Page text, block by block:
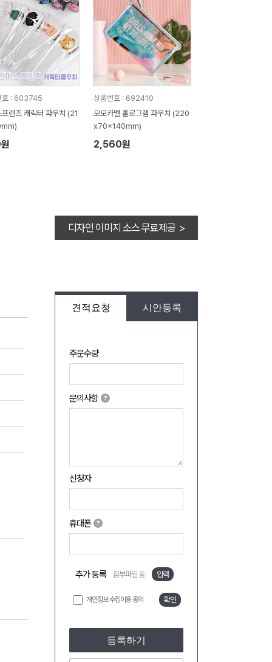
호 : 603745
프렌즈 캐릭터 파우치 (21
상품번호 : 692410
모모카멜 홀로그램 파우치 (220
x70x140mm)
2,560원
디자인 이미지 소스 무료제공 >
견적요청 시안등록
주문수량
문의사항
신청자
휴대폰
추가 등록 첨부파일 등 입력
개인정보 수집이용 동의 확인
등록하기